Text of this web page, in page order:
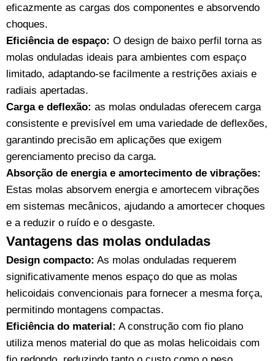
eficazmente as cargas dos componentes e absorvendo
choques.
Eficiência de espaço: O design de baixo perfil torna as
molas onduladas ideais para ambientes com espaço
limitado, adaptando-se facilmente a restrições axiais e
radiais apertadas.
Carga e deflexão: as molas onduladas oferecem carga
consistente e previsível em uma variedade de deflexões,
garantindo precisão em aplicações que exigem
gerenciamento preciso da carga.
Absorção de energia e amortecimento de vibrações:
Estas molas absorvem energia e amortecem vibrações
em sistemas mecânicos, ajudando a amortecer choques
e a reduzir o ruído e o desgaste.
Vantagens das molas onduladas
Design compacto: As molas onduladas requerem
significativamente menos espaço do que as molas
helicoidais convencionais para fornecer a mesma força,
permitindo montagens compactas.
Eficiência do material: A construção com fio plano
utiliza menos material do que as molas helicoidais com